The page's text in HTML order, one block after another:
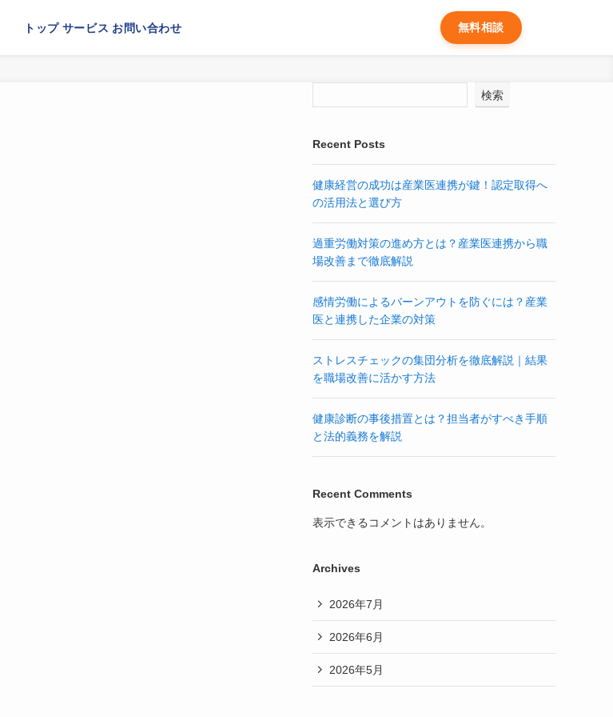
トップ サービス お問い合わせ 無料相談
検索
Recent Posts
健康経営の成功は産業医連携が鍵！認定取得へ
の活用法と選び方
過重労働対策の進め方とは？産業医連携から職
場改善まで徹底解説
感情労働によるバーンアウトを防ぐには？産業
医と連携した企業の対策
ストレスチェックの集団分析を徹底解説｜結果
を職場改善に活かす方法
健康診断の事後措置とは？担当者がすべき手順
と法的義務を解説
Recent Comments
表示できるコメントはありません。
Archives
2026年7月
2026年6月
2026年5月